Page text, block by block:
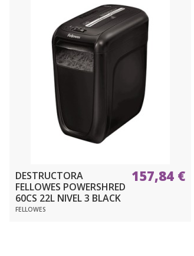
DESTRUCTORA
FELLOWES POWERSHRED
60CS 22L NIVEL 3 BLACK
FELLOWES
157,84 €